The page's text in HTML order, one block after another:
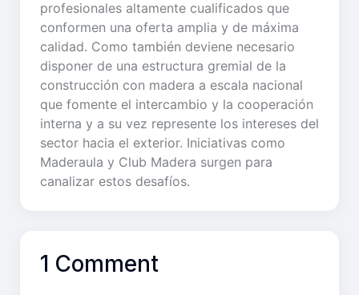
profesionales altamente cualificados que
conformen una oferta amplia y de máxima
calidad. Como también deviene necesario
disponer de una estructura gremial de la
construcción con madera a escala nacional
que fomente el intercambio y la cooperación
interna y a su vez represente los intereses del
sector hacia el exterior. Iniciativas como
Maderaula y Club Madera surgen para
canalizar estos desafíos.
1 Comment